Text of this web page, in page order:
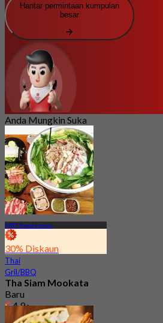
Hantar permintaan kumpulan
besar
Anda Mungkin Suka
MRT Bendemeer
30% Diskaun
Thai
Gril/BBQ
Tha Siam Mookata
Baru
4.9
DariS$ 18.33